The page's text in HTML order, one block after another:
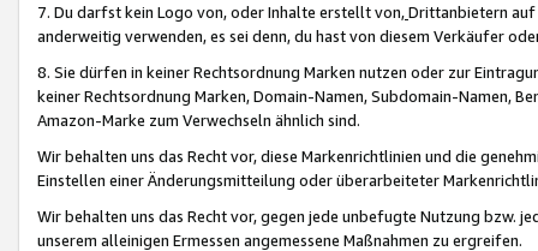
7. Du darfst kein Logo von, oder Inhalte erstellt von,Drittanbietern auf
anderweitig verwenden, es sei denn, du hast von diesem Verkäufer
8. Sie dürfen in keiner Rechtsordnung Marken nutzen oder zur
keiner Rechtsordnung Marken, Domain-Namen, Subdomain-Namen,
Amazon-Marke zum Verwechseln ähnlich sind.
Wir behalten uns das Recht vor, diese Markenrichtlinien und die
Einstellen einer Änderungsmitteilung oder überarbeiteter
Wir behalten uns das Recht vor, gegen jede unbefugte Nutzung bzw.
unserem alleinigen Ermessen angemessene Maßnahmen zu ergreifen.